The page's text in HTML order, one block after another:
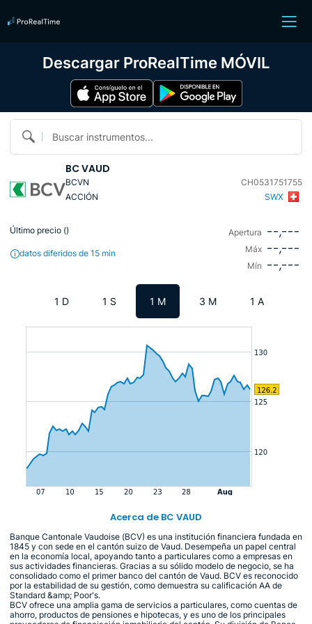
Buscar instrumentos...
BC VAUD
BCVN
CH0531751755
ACCIÓN
SWX
Último precio ()
datos diferidos de 15 min
Apertura --,---
Máx --,---
Mín --,---
1 D 1 S 1 M 3 M 1 A
Acerca de BC VAUD
Banque Cantonale Vaudoise (BCV) es una institución financiera fundada en
1845 y con sede en el cantón suizo de Vaud. Desempeña un papel central
en la economía local, apoyando tanto a particulares como a empresas en
sus actividades financieras. Gracias a su sólido modelo de negocio, se ha
consolidado como el primer banco del cantón de Vaud. BCV es reconocido
por la estabilidad de su gestión, como demuestra su calificación AA de
Standard &amp; Poor's.
BCV ofrece una amplia gama de servicios a particulares, como cuentas de
ahorro, productos de pensiones e hipotecas, y es uno de los principales
Descargar ProRealTime MÓVIL